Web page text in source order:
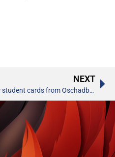
NEXT
More than 12 thousand students across Ukraine are users of electronic student cards from Oschadbank